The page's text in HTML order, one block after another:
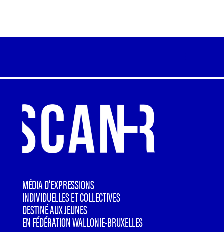
MÉDIA D’EXPRESSIONS
INDIVIDUELLES ET COLLECTIVES
DESTINÉ AUX JEUNES
EN FÉDÉRATION WALLONIE-BRUXELLES